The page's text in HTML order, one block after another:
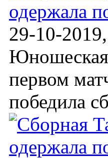
одержала
29-10-
Юношеская
первом
победила